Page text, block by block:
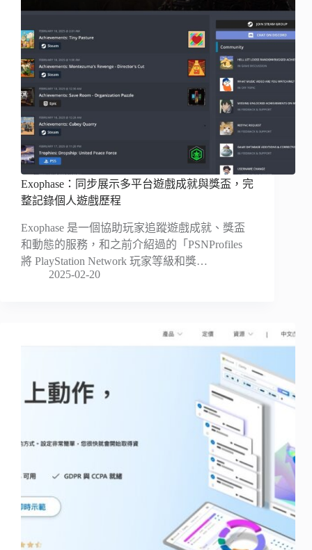
Exophase：同步展示多平台遊戲成就與獎盃，完
整記錄個人遊戲歷程
Exophase 是一個協助玩家追蹤遊戲成就、獎盃
和動態的服務，和之前介紹過的「PSNProfiles
將 PlayStation Network 玩家等級和獎…
2025-02-20